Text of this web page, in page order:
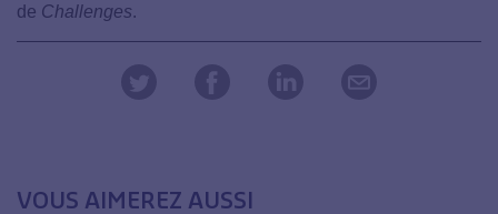
de Challenges.
VOUS AIMEREZ AUSSI